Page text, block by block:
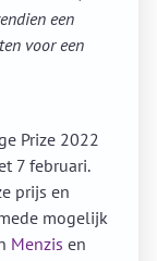
een
voor een
Prize 2022
7 februari.
prijs en
mogelijk
Menzis en